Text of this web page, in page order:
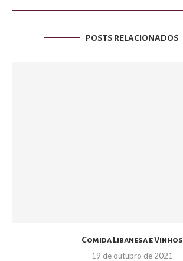
POSTS RELACIONADOS
Comida Libanesa e Vinhos
19 de outubro de 2021